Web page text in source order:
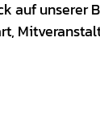
auf unserer